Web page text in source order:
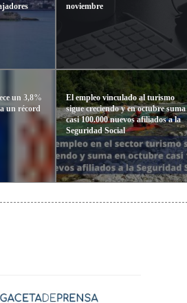
un 3,8%
un récord
noviembre
El empleo vinculado al turismo
sigue creciendo y en octubre suma
casi 100.000 nuevos afiliados a la
Seguridad Social